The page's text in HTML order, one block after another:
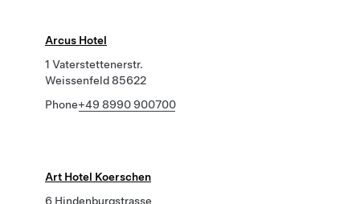
Arcus Hotel
1 Vaterstettenerstr.
Weissenfeld 85622
Phone+49 8990 900700
Art Hotel Koerschen
6 Hindenburgstrasse